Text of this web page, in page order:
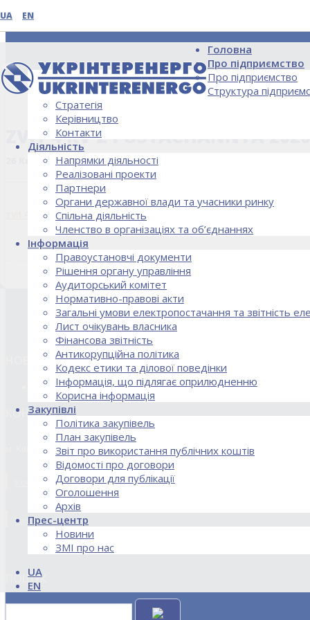
UA EN
Головна
Про підприємство
Про підприємство
Структура
Стратегія
Керівництво
Контакти
Діяльність
Напрямки діяльності
Реалізовані проекти
Партнери
Органи державної влади та учасники ринку
Спільна діяльність
Членство в організаціях та об’єднаннях
Інформація
Правоустановчі документи
Рішення органу управління
Аудиторський комітет
Нормативно-правові акти
Загальні умови електропостачання та звітність
Лист очікувань власника
Фінансова звітність
Антикорупційна політика
Кодекс етики та ділової поведінки
Інформація, що підлягає оприлюдненню
Корисна інформація
Закупівлі
Політика закупівель
План закупівель
Звіт про використання публічних коштів
Відомості про договори
Договори для публікації
Оголошення
Архів
Прес-центр
Новини
ЗМІ про нас
UA
EN
НОВИНИ
ZVIT 4 KV Z POSTACHANNYA 2020
26 Квітня, 2021
zvit 4 kv z postachannya 2020
НОВИНИ
18.02.2026 Стартував процес реорганізації ДПЗД
КОНТАКТИ
м. Київ, вул. Кирилівська, 85
Контакти договірного відділу, розрахункового відділу та відділу
kanc@uie.kiev.ua
ПОШУК